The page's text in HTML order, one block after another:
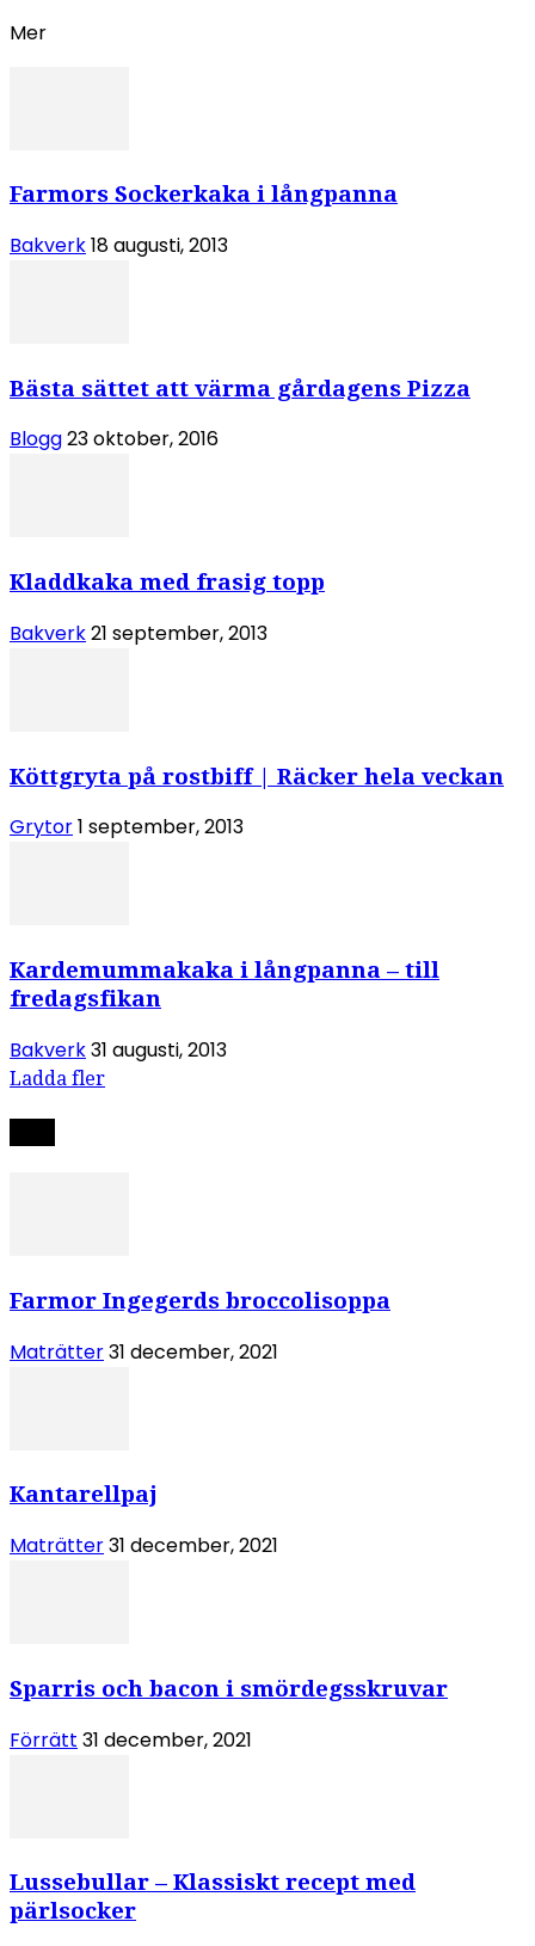
Mer
Farmors Sockerkaka i långpanna
Bakverk18 augusti, 2013
Bästa sättet att värma gårdagens Pizza
Blogg23 oktober, 2016
Kladdkaka med frasig topp
Bakverk21 september, 2013
Köttgryta på rostbiff | Räcker hela veckan
Grytor1 september, 2013
Kardemummakaka i långpanna – till
fredagsfikan
Bakverk31 augusti, 2013
Ladda fler
Farmor Ingegerds broccolisoppa
Maträtter31 december, 2021
Kantarellpaj
Maträtter31 december, 2021
Sparris och bacon i smördegsskruvar
Förrätt 31 december, 2021
Lussebullar – Klassiskt recept med
pärlsocker